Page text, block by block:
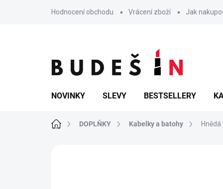
Hodnocení obchodu Vrácení zboží Jak
NOVINKY SLEVY BESTSELLERY
Domů DOPLŇKY Kabelky a batohy Hnědá